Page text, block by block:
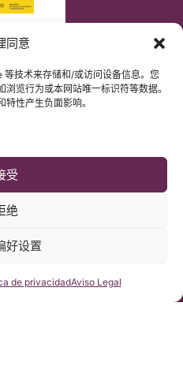
同意
技术来存储和/或访问设备信息。您
览行为或本网站唯一标识符等数据。
性产生负面影响。
受
绝
好设置
de privacidadAviso Legal
的翻译内容非官方翻译，不具法
我们